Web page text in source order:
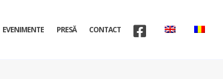
EVENIMENTE PRESĂ CONTACT